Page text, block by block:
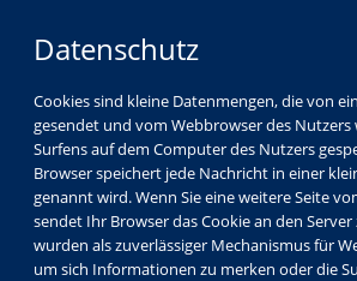
Datenschutz
Cookies sind kleine Datenmengen, die von
gesendet und vom Webbrowser des Nutzers
Surfens auf dem Computer des Nutzers
Browser speichert jede Nachricht in einer
genannt wird. Wenn Sie eine weitere Seite
sendet Ihr Browser das Cookie an den
wurden als zuverlässiger Mechanismus für
um sich Informationen zu merken oder die
LOGIN